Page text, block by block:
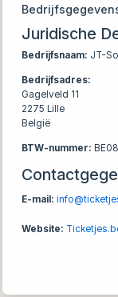
Juridische
Bedrijfsnaam: JT-
Bedrijfsadres:
Gagelveld 11
2275 Lille
België
BTW-nummer:
E-mail:
Website: